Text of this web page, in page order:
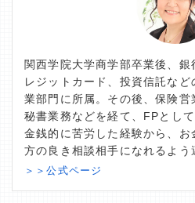
関西学院大学商学部卒業後、銀
レジットカード、投資信託な
業部門に所属。その後、保険
秘書業務などを経て、FPとし
金銭的に苦労した経験から、お
方の良き相談相手になれるよう
＞＞公式ページ